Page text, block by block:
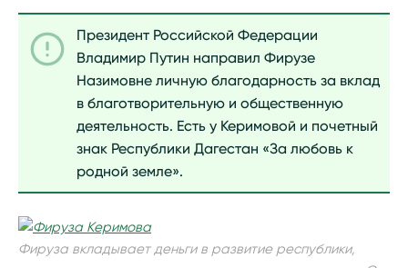
Президент Российской Федерации
Владимир Путин направил Фирузе
Назимовне личную благодарность за вклад
в благотворительную и общественную
деятельность. Есть у Керимовой и почетный
знак Республики Дагестан «За любовь к
родной земле».
Фируза вкладывает деньги в развитие республики,